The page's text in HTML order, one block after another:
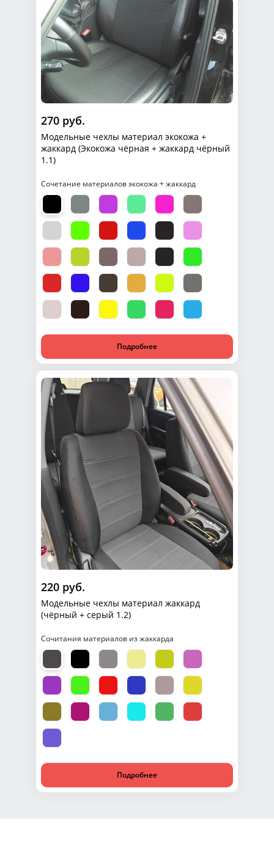
270 руб.
Модельные чехлы материал экокожа +
жаккард (Экокожа чёрная + жаккард чёрный
1.1)
Сочетание материалов экокожа + жаккард
Подробнее
220 руб.
Модельные чехлы материал жаккард
(чёрный + серый 1.2)
Сочитания материалов из жаккарда
Подробнее